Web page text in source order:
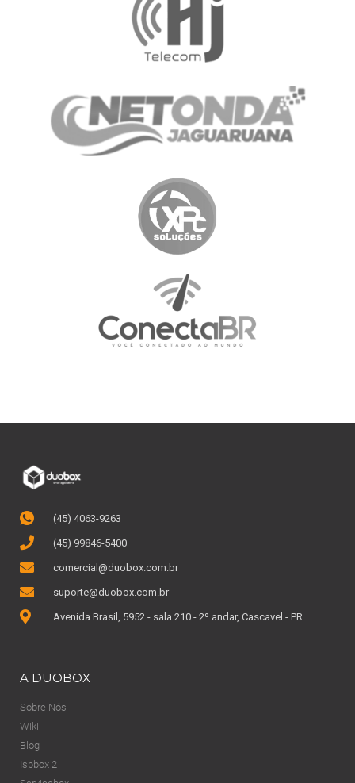
(45) 4063-9263
(45) 99846-5400
comercial@duobox.com.br
suporte@duobox.com.br
Avenida Brasil, 5952 - sala 210 - 2º andar, Cascavel - PR
A DUOBOX
Sobre Nós
Wiki
Blog
Ispbox 2